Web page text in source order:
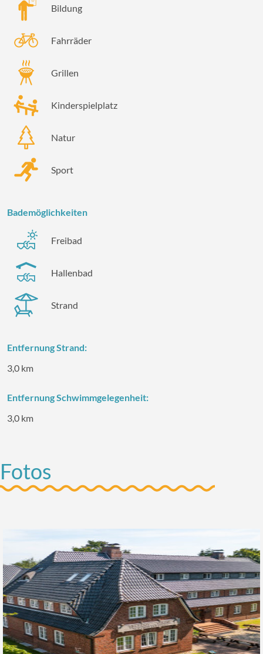
Bildung
Fahrräder
Grillen
Kinderspielplatz
Natur
Sport
Bademöglichkeiten
Freibad
Hallenbad
Strand
Entfernung Strand:
3,0 km
Entfernung Schwimmgelegenheit:
3,0 km
Fotos